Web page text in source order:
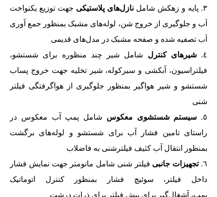
پایه و زهکش شامل نازل‌های پلاستیکی جهت توزیع یکنواخت
آب و جلوگیری از خروج شن، لوله‌های مشبک بمنظور جمع آوری
آب تصفیه شده و صفحه مشبک در مدل‌های قدیمی
شیرهای کنترل شامل شیر چند منظوره برای شستشو،
فیلتراسیون، آبکشی و سیرکوله، شیر تخلیه جهت خروج پساب
شستشو و شیر هواگیر بمنظور جلوگیری از هواگرفتگی فیلتر
شنی
سیستم شستشوی معکوس شامل پمپ آب معکوس در
راستای تامین فشار آب برای شستشو و لوله‌های برگشت
بمنظور انتقال آب کثیف فیلترشنی به فاضلاب
تجهیزات جانبی فیلتر شنی شامل مانومتر جهت نمایش فشار
داخل فیلتر، سوئیچ فشار بمنظور کنترل اتوماتیک
پمپ، آشغال‌گیر برای پیش فیلتر برای ذرات درشت